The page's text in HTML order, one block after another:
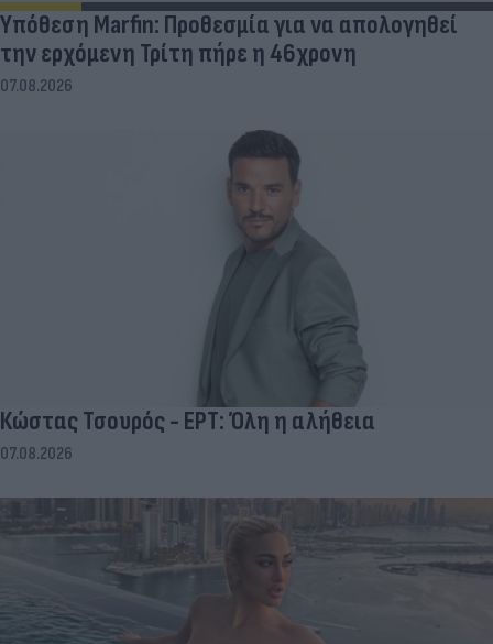
Υπόθεση Marfin: Προθεσμία για να απολογηθεί
την ερχόμενη Τρίτη πήρε η 46χρονη
07.08.2026
Κώστας Τσουρός - ΕΡΤ: Όλη η αλήθεια
07.08.2026